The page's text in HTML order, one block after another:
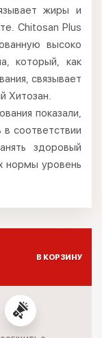
жиры и
Chitosan Plus
высоко
который, как
связывает
Хитозан.
показали,
соответствии
здоровый
нормы уровень
В КОРЗИНУ